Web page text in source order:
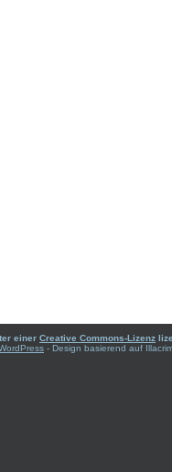
einer Creative Commons-Lizenz
- Design basierend auf